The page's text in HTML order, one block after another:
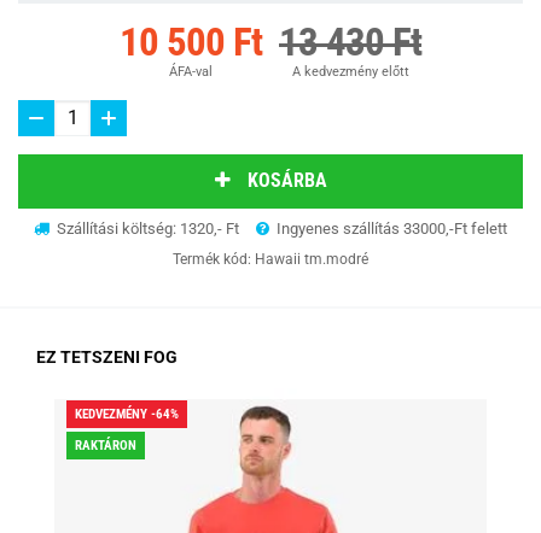
10 500 Ft
ÁFA-val
13 430 Ft
A kedvezmény előtt
KOSÁRBA
Szállítási költség: 1320,- Ft Ingyenes szállítás 33000,-Ft felett
Termék kód: Hawaii tm.modré
EZ TETSZENI FOG
KEDVEZMÉNY -64%
RAKTÁRON